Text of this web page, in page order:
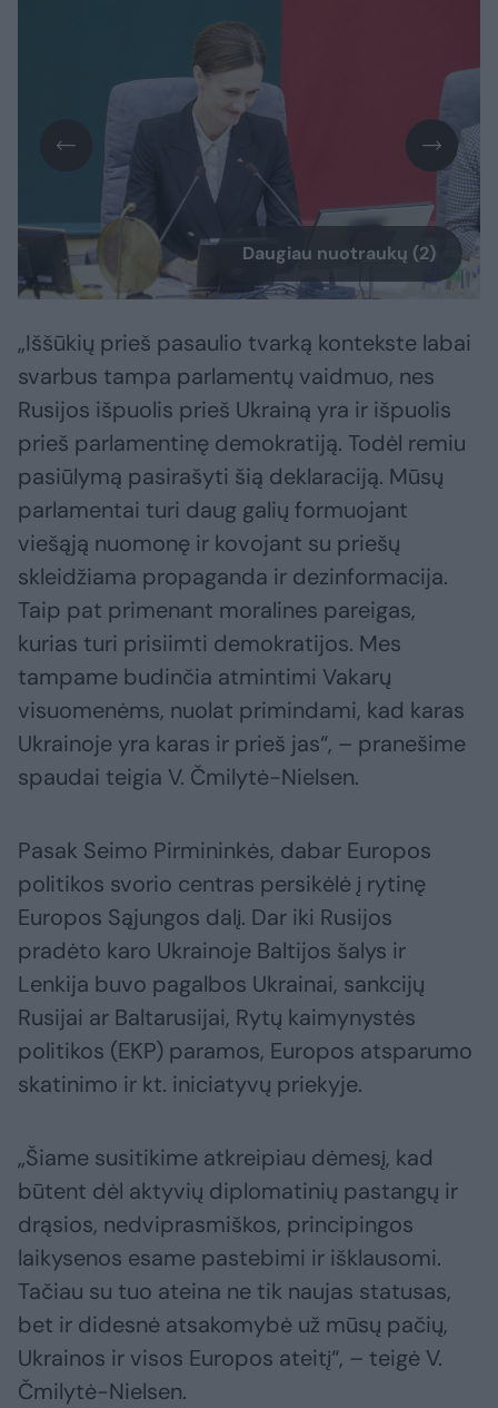
Daugiau nuotraukų (2)
„Iššūkių prieš pasaulio tvarką kontekste labai
svarbus tampa parlamentų vaidmuo, nes
Rusijos išpuolis prieš Ukrainą yra ir išpuolis
prieš parlamentinę demokratiją. Todėl remiu
pasiūlymą pasirašyti šią deklaraciją. Mūsų
parlamentai turi daug galių formuojant
viešąją nuomonę ir kovojant su priešų
skleidžiama propaganda ir dezinformacija.
Taip pat primenant moralines pareigas,
kurias turi prisiimti demokratijos. Mes
tampame budinčia atmintimi Vakarų
visuomenėms, nuolat primindami, kad karas
Ukrainoje yra karas ir prieš jas“, – pranešime
spaudai teigia V. Čmilytė-Nielsen.
Pasak Seimo Pirmininkės, dabar Europos
politikos svorio centras persikėlė į rytinę
Europos Sąjungos dalį. Dar iki Rusijos
pradėto karo Ukrainoje Baltijos šalys ir
Lenkija buvo pagalbos Ukrainai, sankcijų
Rusijai ar Baltarusijai, Rytų kaimynystės
politikos (EKP) paramos, Europos atsparumo
skatinimo ir kt. iniciatyvų priekyje.
„Šiame susitikime atkreipiau dėmesį, kad
būtent dėl aktyvių diplomatinių pastangų ir
drąsios, nedviprasmiškos, principingos
laikysenos esame pastebimi ir išklausomi.
Tačiau su tuo ateina ne tik naujas statusas,
bet ir didesnė atsakomybė už mūsų pačių,
Ukrainos ir visos Europos ateitį“, – teigė V.
Čmilytė-Nielsen.